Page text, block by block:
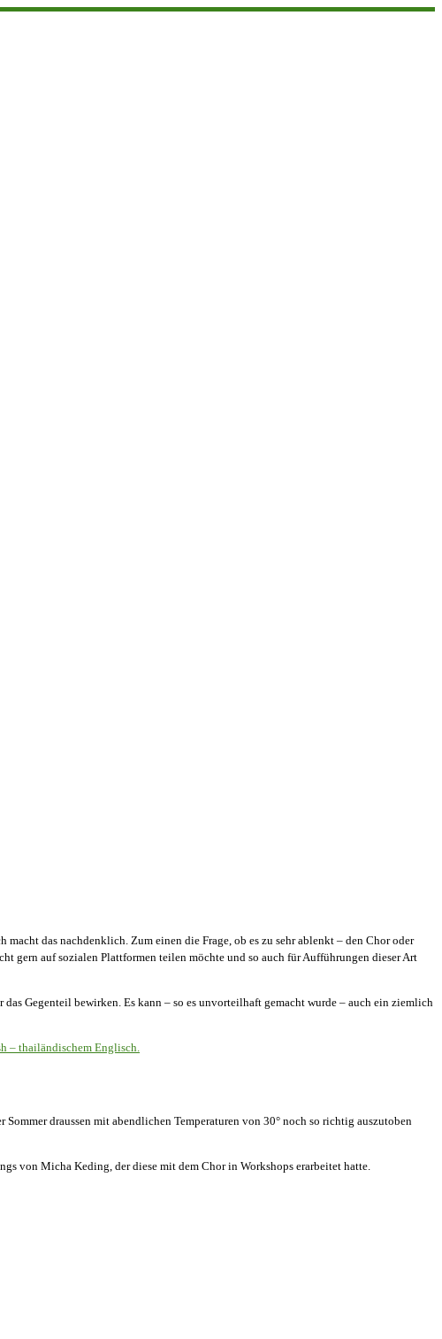
das nachdenklich. Zum einen die Frage, ob es zu sehr ablenkt – den Chor oder
gern auf sozialen Plattformen teilen möchte und so auch für Aufführungen dieser Art
Gegenteil bewirken. Es kann – so es unvorteilhaft gemacht wurde – auch ein ziemlich
– thailändischem Englisch.
draussen mit abendlichen Temperaturen von 30° noch so richtig auszutoben
von Micha Keding, der diese mit dem Chor in Workshops erarbeitet hatte.